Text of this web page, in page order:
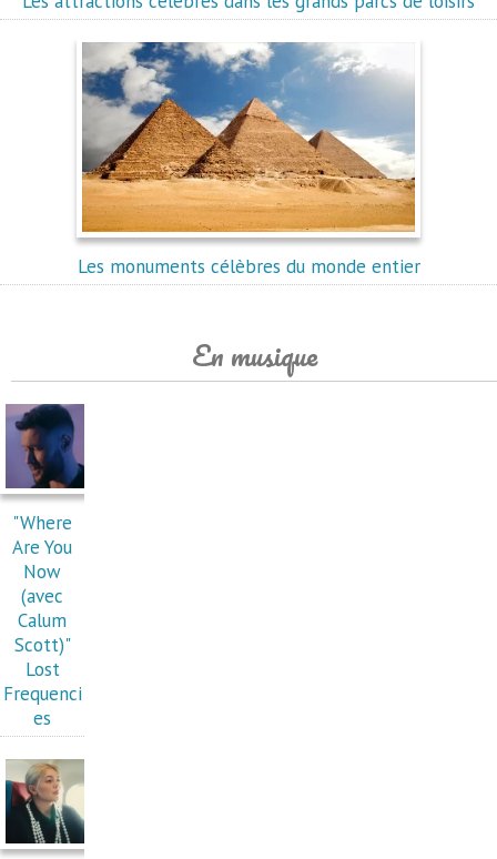
Les monuments célèbres du monde entier
En musique
"Where
Are You
Now
(avec
Calum
Scott)"
Lost
Frequenci
es